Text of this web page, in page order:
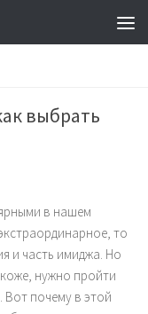
выбрать
в нашем
то
и часть имиджа. Но
нужно пройти
почему в этой